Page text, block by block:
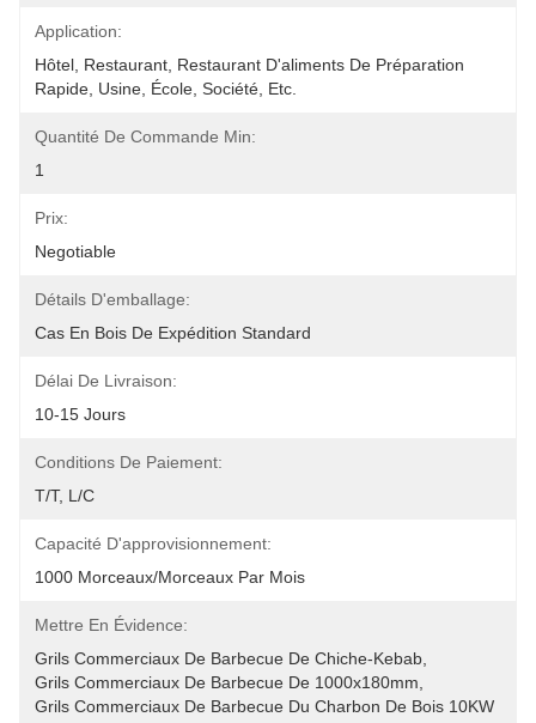
Application:
Hôtel, Restaurant, Restaurant D'aliments De Préparation
Rapide, Usine, École, Société, Etc.
Quantité De Commande Min:
1
Prix:
Negotiable
Détails D'emballage:
Cas En Bois De Expédition Standard
Délai De Livraison:
10-15 Jours
Conditions De Paiement:
T/T, L/C
Capacité D'approvisionnement:
1000 Morceaux/morceaux Par Mois
Mettre En Évidence:
Grils Commerciaux De Barbecue De Chiche-Kebab
Grils Commerciaux De Barbecue De 1000x180mm
Grils Commerciaux De Barbecue Du Charbon De Bois 10KW